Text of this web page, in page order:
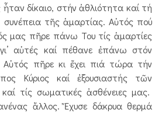
δίκαιο, στήν ἀθλιότητα καί τή
τῆς ἁμαρτίας. Αὐτός πού
μας πῆρε πάνω Του τίς ἁμαρτίες
αὐτές καί πέθανε ἐπάνω στόν
πῆρε κι ἔχει πιά τώρα τήν
Κύριος καί ἐξουσιαστής τῶν
τίς σωματικές ἀσθένειες μας.
ἄλλος. Ἔχυσε δάκρυα θερμά